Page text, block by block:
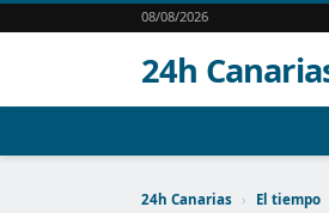
08/08/2026
24h
24h Canarias › El tiempo